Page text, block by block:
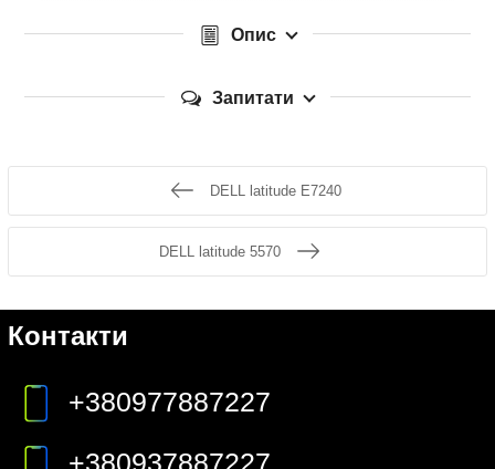
Опис
Запитати
DELL latitude E7240
DELL latitude 5570
Контакти
+380977887227
+380937887227